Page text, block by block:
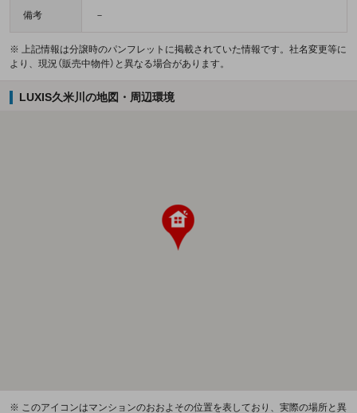
備考 －
※ 上記情報は分譲時のパンフレットに掲載されていた情報です。社名変更等に
より、現況（販売中物件）と異なる場合があります。
LUXIS久米川の地図・周辺環境
※ このアイコンはマンションのおおよその位置を表しており、実際の場所と異